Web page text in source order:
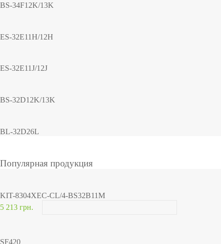
BS-34F12K/13K
ES-32E11H/12H
ES-32E11J/12J
BS-32D12K/13K
BL-32D26L
Популярная продукция
KIT-8304XEC-CL/4-BS32B11M
5 213 грн.
SF420